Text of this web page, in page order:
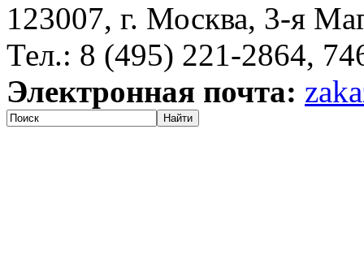
123007, г. Москва, 3-я
Тел.: 8 (495) 221-2864,
Электронная почта:
Найти